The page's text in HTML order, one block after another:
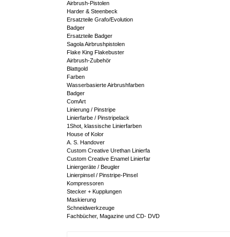
Airbrush-Pistolen
Harder & Steenbeck
Ersatzteile Grafo/Evolution
Badger
Ersatzteile Badger
Sagola Airbrushpistolen
Flake King Flakebuster
Airbrush-Zubehör
Blattgold
Farben
Wasserbasierte Airbrushfarben
Badger
ComArt
Linierung / Pinstripe
Linierfarbe / Pinstripelack
1Shot, klassische Linierfarben
House of Kolor
A. S. Handover
Custom Creative Urethan Linierfa
Custom Creative Enamel Linierfar
Liniergeräte / Beugler
Linierpinsel / Pinstripe-Pinsel
Kompressoren
Stecker + Kupplungen
Maskierung
Schneidwerkzeuge
Fachbücher, Magazine und CD- DVD